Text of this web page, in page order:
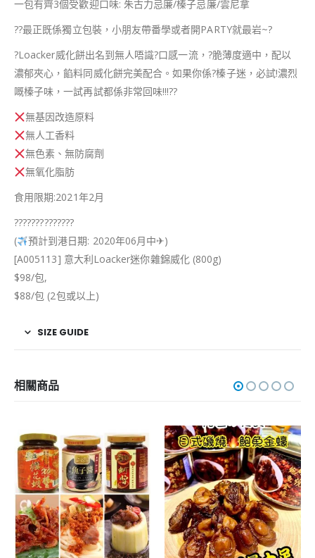
一包有齊3個受歡迎口味: 朱古力忌廉/榛子忌廉/雲尼拿
??最正既係獨立包裝，小朋友帶番學或者開PARTY就最岩~?
?Loacker威化餅出名到無人唔識?口感一流， ?脆薄度適中，配以
濃郁夾心，餡料同威化餅完美配合。如果你係?榛子迷，必試!濃烈
嘅榛子味，一試再試都係非常回味!!!??
無基因改造原料
無人工香料
無色素、無防腐劑
無氧化脂肪
食用限期:2021年2月
??????????????
(
預計到港日期: 2020年06月中✈)
[A005113] 意大利Loacker迷你雜錦威化 (800g)
$98/包,
$88/包 (2包或以上)
SIZE GUIDE
相關商品